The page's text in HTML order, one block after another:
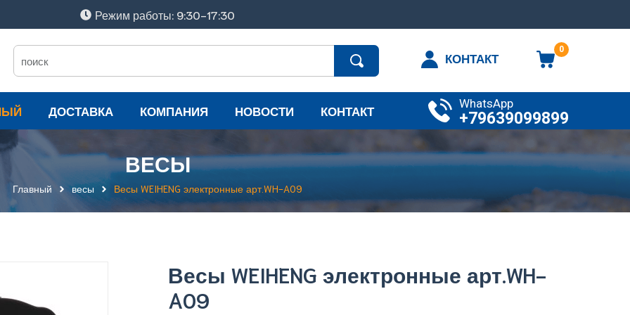
Режим работы: 9:30-17:30
0
КОНТАКТ
ДОСТАВКА КОМПАНИЯ НОВОСТИ КОНТАКТ WhatsApp
+79639099899
ВЕСЫ
Главный весы Весы WEIHENG электронные арт.WH-A09
Весы WEIHENG электронные арт.WH-
A09